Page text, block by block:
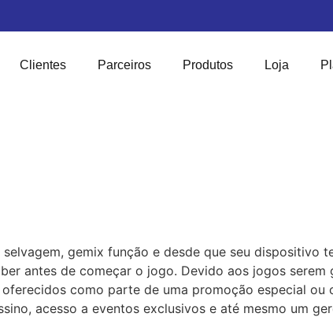
Clientes Parceiros Produtos Loja
gemix função e desde que seu dispositivo
antes de começar o jogo. Devido aos jogos
como parte de uma promoção especial
acesso a eventos exclusivos e até mesmo um